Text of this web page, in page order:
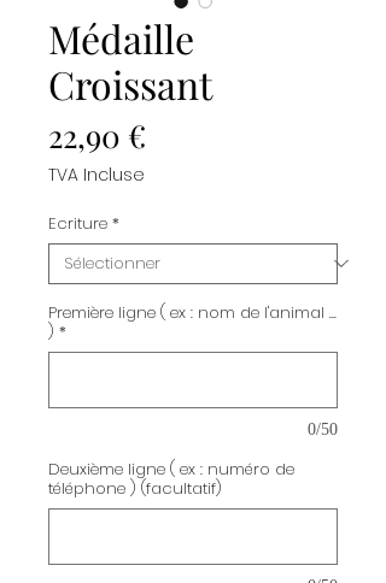
Médaille
Croissant
22,90 €
TVA Incluse
Ecriture *
Première ligne ( ex : nom de l'animal ...
) *
0/50
Deuxième ligne ( ex : numéro de
téléphone ) (facultatif)